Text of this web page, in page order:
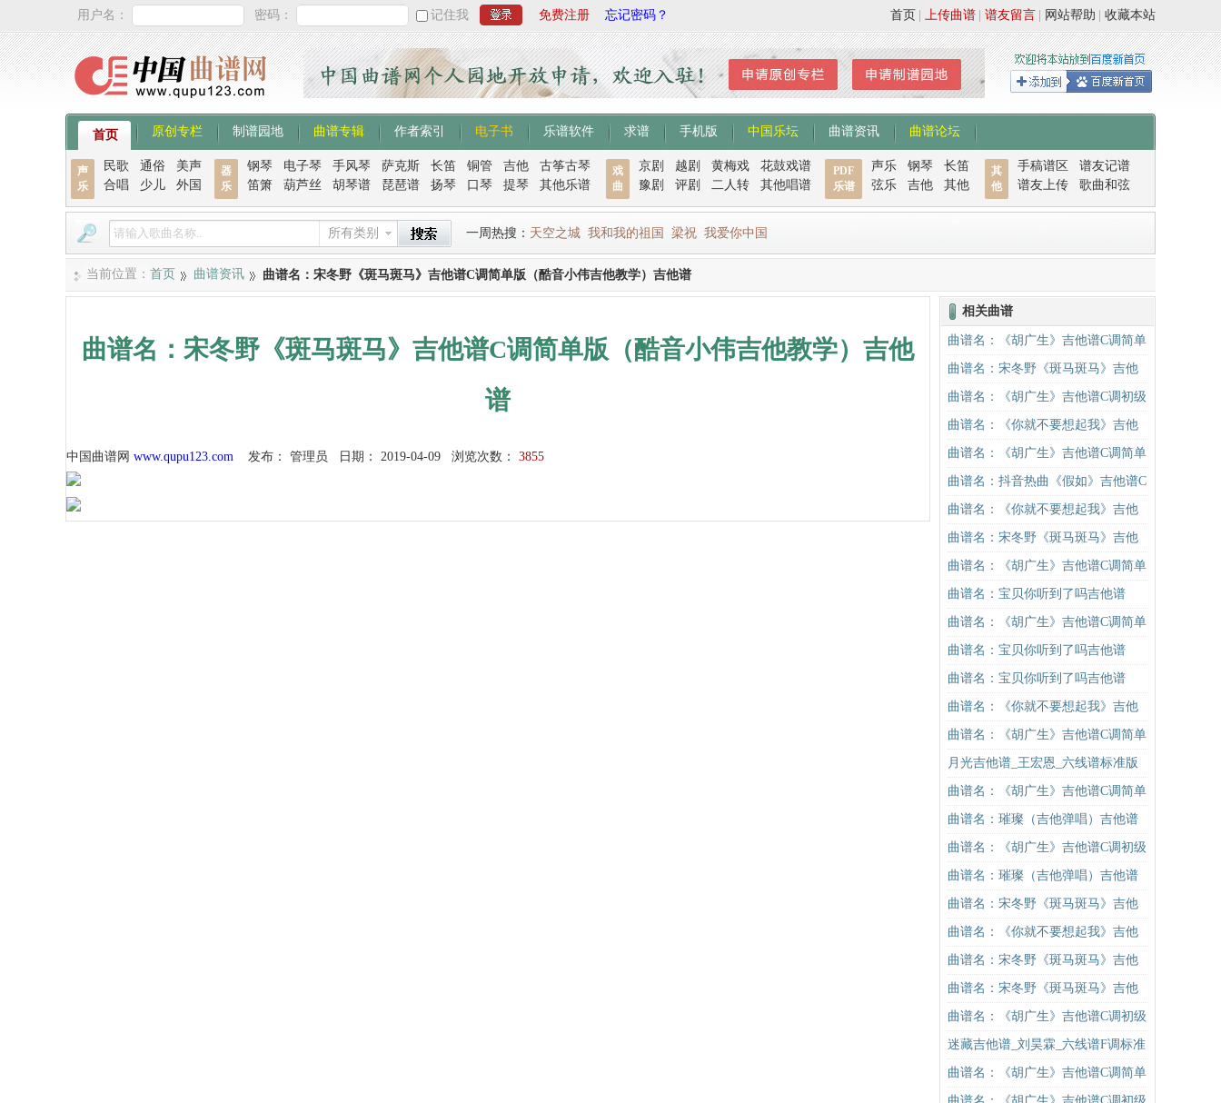
用户名： 密码： 记住我 免费注册 忘记密码？ 收藏本站
网站帮助
谱友留言
上传曲谱
首页
首页 原创专栏 制谱园地 曲谱专辑 作者索引 电子书 乐谱软件 求谱 手机版 中国乐坛 曲谱资讯 曲谱论坛
声
乐
民歌 通俗
美声
合唱
少儿 外国
器
乐
钢琴 电子琴 手风琴 萨克斯 长笛 铜管 吉他
古筝古琴
笛箫
葫芦丝 胡琴谱 琵琶谱 扬琴 口琴 提琴 其他乐谱
戏
曲
京剧 越剧 黄梅戏
花鼓戏谱
豫剧
评剧 二人转 其他唱谱
PDF
乐谱
声乐 钢琴
长笛
弦乐
吉他 其他
其
他
手稿谱区
谱友记谱
谱友上传
歌曲和弦
所有类别 一周热搜： 天空之城 我和我的祖国 梁祝 我爱你中国
当前位置： 首页 曲谱资讯 曲谱名：宋冬野《斑马斑马》吉他谱C调简单版（酷音小伟吉他教学）吉他谱
曲谱名：宋冬野《斑马斑马》吉他谱C调简单版（酷音小伟吉他教学）吉他
谱
中国曲谱网 www.qupu123.com 发布： 管理员 日期： 2019-04-09 浏览次数： 3855
相关曲谱
曲谱名：《胡广生》吉他谱C调简单
版（酷音小伟吉他弹唱教学）吉他
谱
曲谱名：宋冬野《斑马斑马》吉他
谱C调简单版（酷音小伟吉他教学）
吉他谱
曲谱名：《胡广生》吉他谱C调初级
进阶版（酷音小伟吉他弹唱教学）
吉他谱
曲谱名：《你就不要想起我》吉他
谱C调简单版吉他谱
曲谱名：《胡广生》吉他谱C调简单
版（酷音小伟吉他弹唱教学）吉他
谱
曲谱名：抖音热曲《假如》吉他谱C
调入门版 信乐团 高音教编配吉他谱
曲谱名：《你就不要想起我》吉他
谱C调简单版吉他谱
曲谱名：宋冬野《斑马斑马》吉他
谱G调初级进阶版（酷音小伟吉他教
学）吉他谱
曲谱名：《胡广生》吉他谱C调简单
版（酷音小伟吉他弹唱教学）吉他
谱
曲谱名：宝贝你听到了吗吉他谱
曲谱名：《胡广生》吉他谱C调简单
版（酷音小伟吉他弹唱教学）吉他
谱
曲谱名：宝贝你听到了吗吉他谱
曲谱名：宝贝你听到了吗吉他谱
曲谱名：《你就不要想起我》吉他
谱C调简单版吉他谱
曲谱名：《胡广生》吉他谱C调简单
版（酷音小伟吉他弹唱教学）吉他
谱
月光吉他谱_王宏恩_六线谱标准版
曲谱名：《胡广生》吉他谱C调简单
版（酷音小伟吉他弹唱教学）吉他
谱
曲谱名：璀璨（吉他弹唱）吉他谱
曲谱名：《胡广生》吉他谱C调初级
进阶版（酷音小伟吉他弹唱教学）
吉他谱
曲谱名：璀璨（吉他弹唱）吉他谱
曲谱名：宋冬野《斑马斑马》吉他
谱G调初级进阶版（酷音小伟吉他教
学）吉他谱
曲谱名：《你就不要想起我》吉他
谱C调简单版吉他谱
曲谱名：宋冬野《斑马斑马》吉他
谱C调简单版（酷音小伟吉他教学）
吉他谱
曲谱名：宋冬野《斑马斑马》吉他
谱C调简单版（酷音小伟吉他教学）
吉他谱
曲谱名：《胡广生》吉他谱C调初级
进阶版（酷音小伟吉他弹唱教学）
吉他谱
迷藏吉他谱_刘昊霖_六线谱F调标准
版
曲谱名：《胡广生》吉他谱C调简单
版（酷音小伟吉他弹唱教学）吉他